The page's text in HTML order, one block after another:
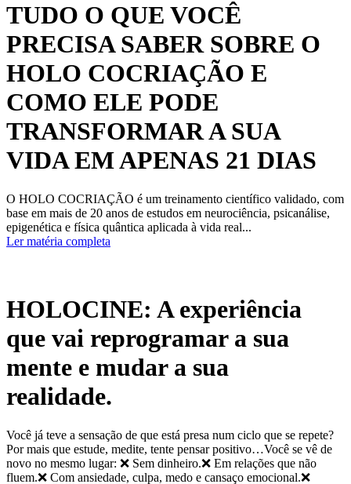
TUDO O QUE VOCÊ
PRECISA SABER SOBRE O
HOLO COCRIAÇÃO E
COMO ELE PODE
TRANSFORMAR A SUA
VIDA EM APENAS 21 DIAS
O HOLO COCRIAÇÃO é um treinamento científico validado, com
base em mais de 20 anos de estudos em neurociência, psicanálise,
epigenética e física quântica aplicada à vida real...
Ler matéria completa
HOLOCINE: A experiência
que vai reprogramar a sua
mente e mudar a sua
realidade.
Você já teve a sensação de que está presa num ciclo que se repete?
Por mais que estude, medite, tente pensar positivo…Você se vê de
novo no mesmo lugar: ❌ Sem dinheiro.❌ Em relações que não
fluem.❌ Com ansiedade, culpa, medo e cansaço emocional.❌